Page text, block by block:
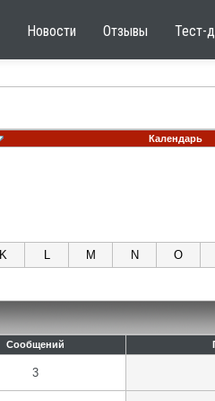
Новости Отзывы Тест-
Календарь
K L M N O
Сообщений
3